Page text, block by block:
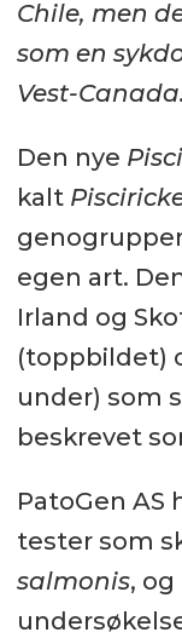
Chile, men
som en
Vest-Canada.
Den nye
kalt
egen art.
Irland og
(toppbildet)
under) som
beskrevet
PatoGen AS
tester som
salmonis,